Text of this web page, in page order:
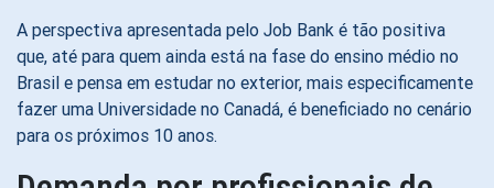
A perspectiva apresentada pelo Job Bank é tão positiva
que, até para quem ainda está na fase do ensino médio no
Brasil e pensa em estudar no exterior, mais especificamente
fazer uma Universidade no Canadá, é beneficiado no cenário
para os próximos 10 anos.